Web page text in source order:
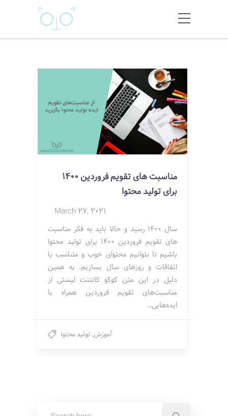
مناسبت های تقویم فروردین 1400
برای تولید محتوا
March 27, 2021
سال 1400 رسید و حالا باید به فکر مناسبت
های تقویم فروردین 1400 برای تولید محتوا
باشیم تا بتوانیم محتوای خوب و متناسب با
اتفاقات و روزهای سال بسازیم. به همین
دلیل در این متن کوکو کانتنت لیستی از
مناسبت‌های تقویم فروردین همراه با
ایده‌هایی…
آموزش, تولید محتوا